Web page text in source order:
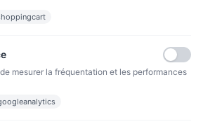
mesurer la fréquentation et les performances